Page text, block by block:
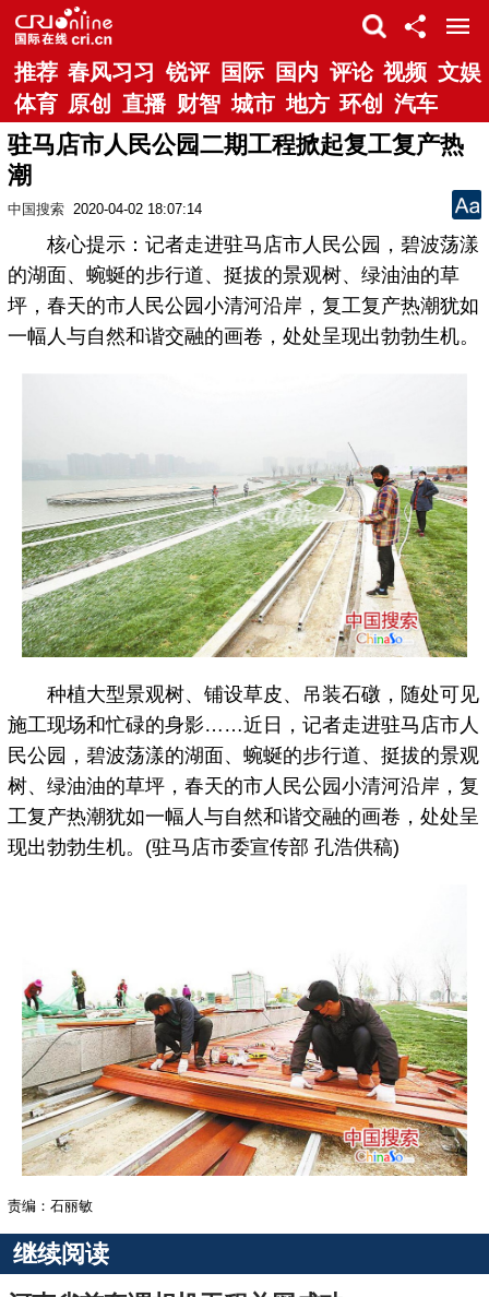
推荐 春风习习 锐评 国际 国内 评论 视频 文娱
体育 原创 直播 财智 城市 地方 环创 汽车
驻马店市人民公园二期工程掀起复工复产热
潮
中国搜索 2020-04-02 18:07:14
核心提示：记者走进驻马店市人民公园，碧波荡漾
的湖面、蜿蜒的步行道、挺拔的景观树、绿油油的草
坪，春天的市人民公园小清河沿岸，复工复产热潮犹如
一幅人与自然和谐交融的画卷，处处呈现出勃勃生机。
种植大型景观树、铺设草皮、吊装石礅，随处可见
施工现场和忙碌的身影……近日，记者走进驻马店市人
民公园，碧波荡漾的湖面、蜿蜒的步行道、挺拔的景观
树、绿油油的草坪，春天的市人民公园小清河沿岸，复
工复产热潮犹如一幅人与自然和谐交融的画卷，处处呈
现出勃勃生机。(驻马店市委宣传部 孔浩供稿)
责编：石丽敏
继续阅读